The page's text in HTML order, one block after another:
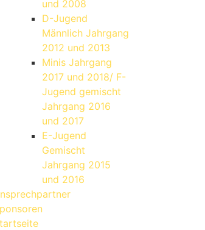
und 2008
D-Jugend
Männlich Jahrgang
2012 und 2013
Minis Jahrgang
2017 und 2018/ F-
Jugend gemischt
Jahrgang 2016
und 2017
E-Jugend
Gemischt
Jahrgang 2015
und 2016